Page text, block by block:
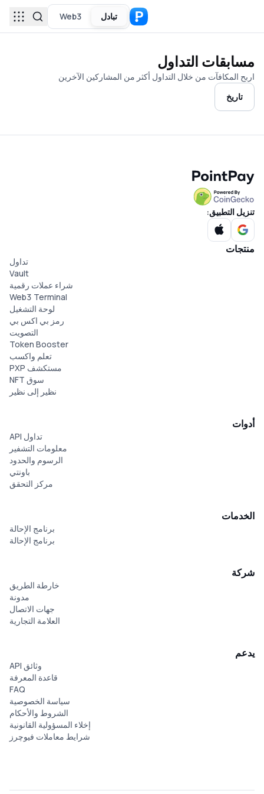
تبادل Web3
مسابقات التداول
اربح المكافآت من خلال التداول أكثر من المشاركين الآخرين
تاريخ
تنزيل التطبيق:
منتجات
تداول
Vault
شراء عملات رقمية
Web3 Terminal
لوحة التشغيل
رمز بي اكس بي
التصويت
Token Booster
تعلم واكسب
مستكشف PXP
سوق NFT
نظير إلى نظير
أدوات
تداول API
معلومات التشفير
الرسوم والحدود
باونتي
مركز التحقق
الخدمات
برنامج الإحالة
برنامج الإحالة
شركة
خارطة الطريق
مدونة
جهات الاتصال
العلامة التجارية
يدعم
وثائق API
قاعدة المعرفة
FAQ
سياسة الخصوصية
الشروط والأحكام
إخلاء المسؤولية القانونية
شرایط معاملات فیوچرز